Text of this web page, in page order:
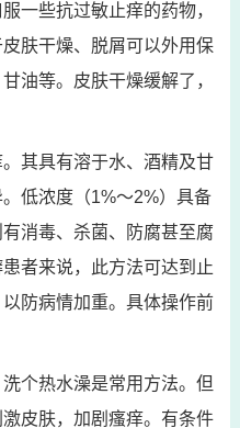
一些抗过敏止痒的药物，
肤干燥、脱屑可以外用保
油等。皮肤干燥缓解了，
其具有溶于水、酒精及甘
低浓度（1%～2%）具备
消毒、杀菌、防腐甚至腐
者来说，此方法可达到止
防病情加重。具体操作前
个热水澡是常用方法。但
皮肤，加剧瘙痒。有条件